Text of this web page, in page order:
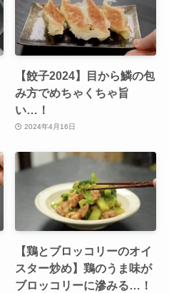
【餃子2024】目から鱗の包
み方でめちゃくちゃ旨
い…！
2024年4月16日
【鶏とブロッコリーのオイ
スター炒め】鶏のうま味が
ブロッコリーに滲みる…！